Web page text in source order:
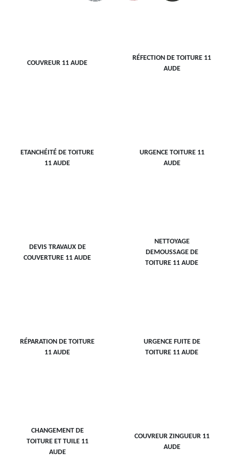
COUVREUR 11 AUDE
RÉFECTION DE TOITURE 11
AUDE
ETANCHÉITÉ DE TOITURE
11 AUDE
URGENCE TOITURE 11
AUDE
DEVIS TRAVAUX DE
COUVERTURE 11 AUDE
NETTOYAGE
DEMOUSSAGE DE
TOITURE 11 AUDE
RÉPARATION DE TOITURE
11 AUDE
URGENCE FUITE DE
TOITURE 11 AUDE
CHANGEMENT DE
TOITURE ET TUILE 11
AUDE
COUVREUR ZINGUEUR 11
AUDE